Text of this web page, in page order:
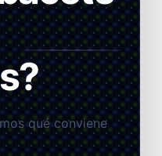
qué conviene